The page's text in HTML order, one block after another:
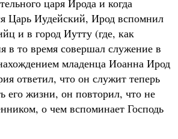
царя Ирода и когда
Царь Иудейский, Ирод вспомнил
и в город Иутту (где, как
в то время совершал служение в
младенца Иоанна Ирод
ответил, что он служит теперь
его жизни, он повторил, что не
о чем вспоминает Господь